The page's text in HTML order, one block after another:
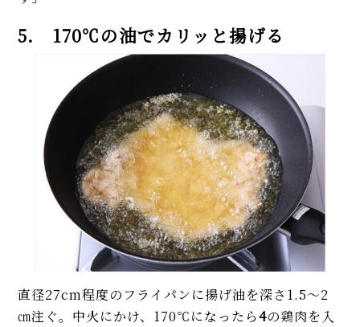
5. 170℃の油でカリッと揚げる
直径27cm程度のフライパンに揚げ油を深さ1.5～2
㎝注ぐ。中火にかけ、170℃になったら4の鶏肉を入